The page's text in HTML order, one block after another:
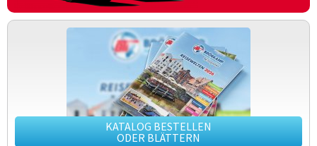
KATALOG BESTELLEN
ODER BLÄTTERN